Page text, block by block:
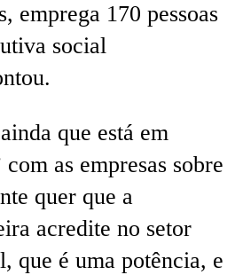
emprega 170 pessoas
social
que está em
as empresas sobre
quer que a
acredite no setor
que é uma potência, e